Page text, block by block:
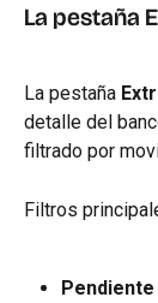
La pestaña
La pestaña
detalle del
filtrado por
Filtros